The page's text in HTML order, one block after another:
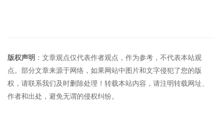
版权声明 ：文章观点仅代表作者观点，作为参考，不代表本站观
点。部分文章来源于网络，如果网站中图片和文字侵犯了您的版
权，请联系我们及时删除处理！转载本站内容，请注明转载网址、
作者和出处，避免无谓的侵权纠纷。